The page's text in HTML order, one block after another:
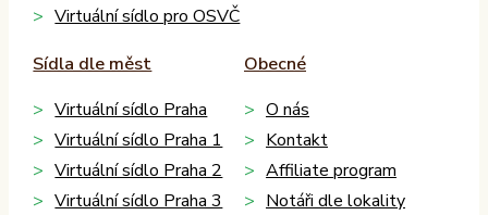
Virtuální sídlo pro OSVČ
Sídla dle měst
Virtuální sídlo Praha
Virtuální sídlo Praha 1
Virtuální sídlo Praha 2
Virtuální sídlo Praha 3
Obecné
O nás
Kontakt
Affiliate program
Notáři dle lokality